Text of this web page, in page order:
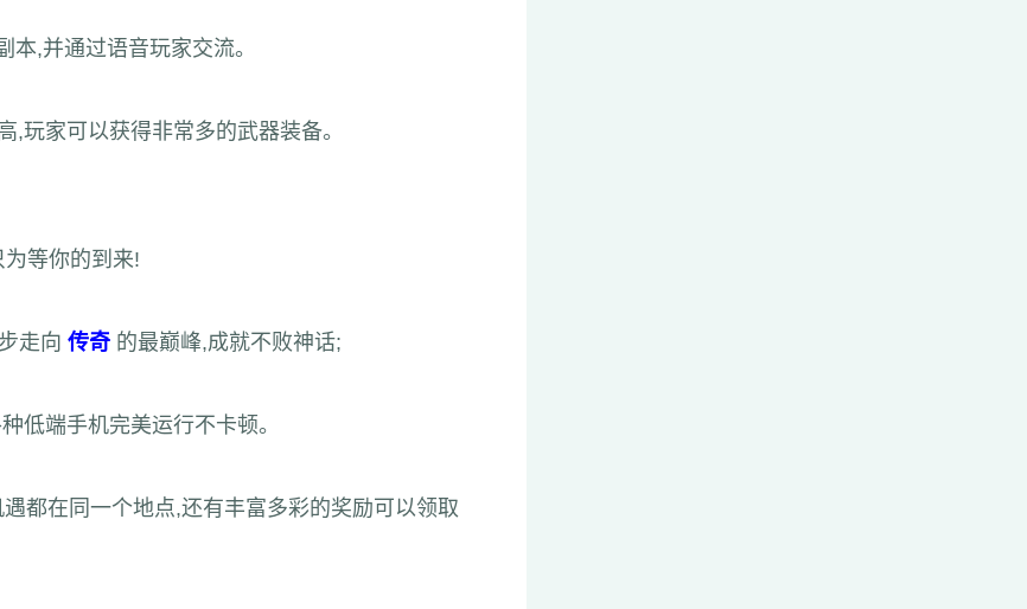
,并通过语音玩家交流。
玩家可以获得非常多的武器装备。
等你的到来!
走向 传奇 的最巅峰,成就不败神话;
低端手机完美运行不卡顿。
都在同一个地点,还有丰富多彩的奖励可以领取